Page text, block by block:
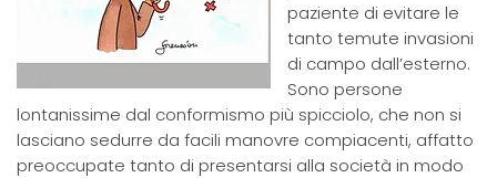
paziente di evitare le
tanto temute invasioni
di campo dall’esterno.
Sono persone
lontanissime dal conformismo più spicciolo, che non si
lasciano sedurre da facili manovre compiacenti, affatto
preoccupate tanto di presentarsi alla società in modo